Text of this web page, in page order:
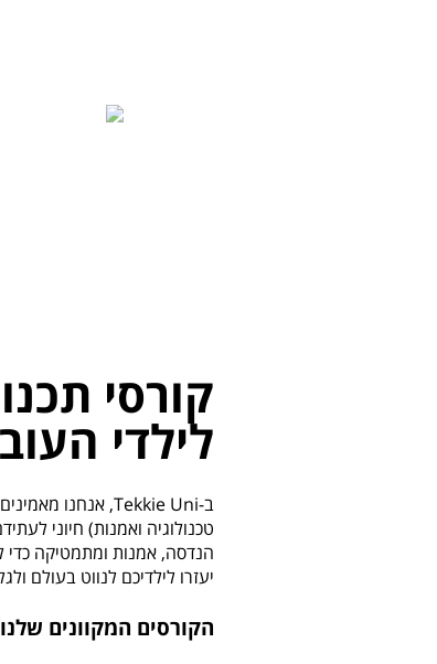
קורסי
לילדי
טכנולוגיה ואמנות) חיוני
הנדסה, אמנות ומתמטיקה כדי
יעזרו לילדיכם לנווט בעולם
הקורסים המקוונים